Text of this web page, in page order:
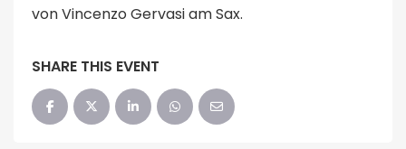
von Vincenzo Gervasi am Sax.
SHARE THIS EVENT